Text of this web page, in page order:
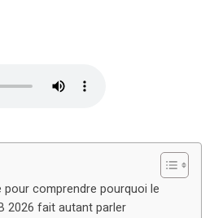
pour comprendre pourquoi le
2026 fait autant parler